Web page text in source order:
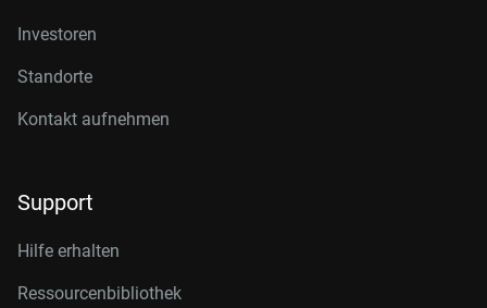
Investoren
Standorte
Kontakt aufnehmen
Support
Hilfe erhalten
Ressourcenbibliothek